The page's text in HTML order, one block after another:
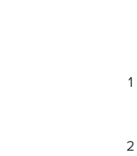
1
2